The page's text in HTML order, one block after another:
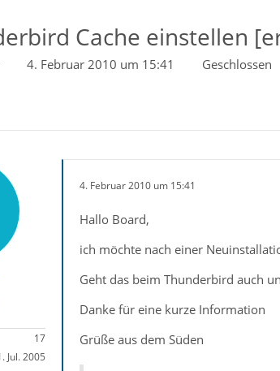
Cache einstellen
4. Februar 2010 um 15:41 Geschlossen
17
Jul. 2005
4. Februar 2010 um 15:41
Hallo Board,
ich möchte nach einer
Geht das beim Thunderbird auch
Danke für eine kurze Information
Grüße aus dem Süden